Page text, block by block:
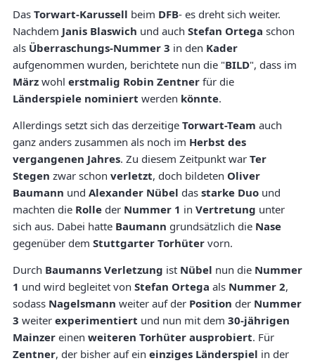
Das Torwart-Karussell beim DFB- es dreht sich weiter.
Nachdem Janis Blaswich und auch Stefan Ortega schon
als Überraschungs-Nummer 3 in den Kader
aufgenommen wurden, berichtete nun die "BILD", dass im
März wohl erstmalig Robin Zentner für die
Länderspiele nominiert werden könnte.
Allerdings setzt sich das derzeitige Torwart-Team auch
ganz anders zusammen als noch im Herbst des
vergangenen Jahres. Zu diesem Zeitpunkt war Ter
Stegen zwar schon verletzt, doch bildeten Oliver
Baumann und Alexander Nübel das starke Duo und
machten die Rolle der Nummer 1 in Vertretung unter
sich aus. Dabei hatte Baumann grundsätzlich die Nase
gegenüber dem Stuttgarter Torhüter vorn.
Durch Baumanns Verletzung ist Nübel nun die Nummer
1 und wird begleitet von Stefan Ortega als Nummer 2,
sodass Nagelsmann weiter auf der Position der Nummer
3 weiter experimentiert und nun mit dem 30-jährigen
Mainzer einen weiteren Torhüter ausprobiert. Für
Zentner, der bisher auf ein einziges Länderspiel in der